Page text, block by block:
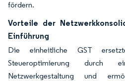
fördern.
Vorteile der
Einführung
Die einheitliche GST
Steueroptimierung durch
Netzwerkgestaltung und